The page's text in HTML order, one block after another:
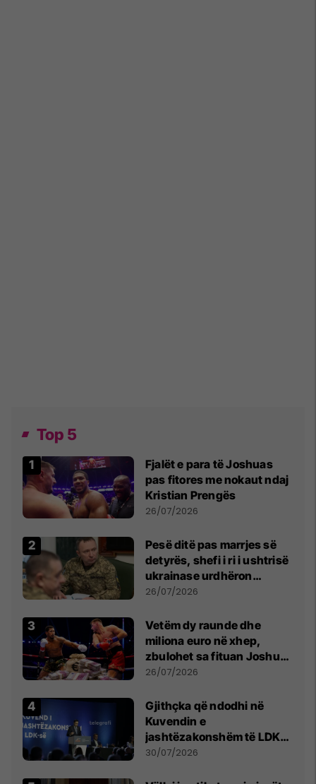
Top 5
Fjalët e para të Joshuas
pas fitores me nokaut ndaj
Kristian Prengës
26/07/2026
Pesë ditë pas marrjes së
detyrës, shefi i ri i ushtrisë
ukrainase urdhëron
kontroll të madh
26/07/2026
Vetëm dy raunde dhe
miliona euro në xhep,
zbulohet sa fituan Joshua
e Prenga
26/07/2026
Gjithçka që ndodhi në
Kuvendin e
jashtëzakonshëm të LDK-
së
30/07/2026